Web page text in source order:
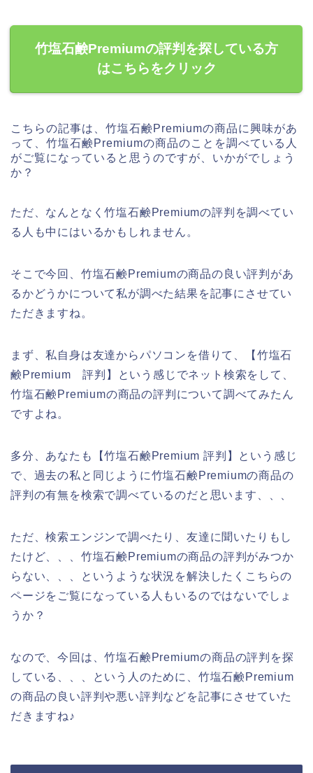
竹塩石鹸Premiumの評判を探している方
はこちらをクリック
こちらの記事は、竹塩石鹸Premiumの商品に興味があ
って、竹塩石鹸Premiumの商品のことを調べている人
がご覧になっていると思うのですが、いかがでしょう
か？
ただ、なんとなく竹塩石鹸Premiumの評判を調べてい
る人も中にはいるかもしれません。
そこで今回、竹塩石鹸Premiumの商品の良い評判があ
るかどうかについて私が調べた結果を記事にさせてい
ただきますね。
まず、私自身は友達からパソコンを借りて、【竹塩石
鹸Premium 評判】という感じでネット検索をして、
竹塩石鹸Premiumの商品の評判について調べてみたん
ですよね。
多分、あなたも【竹塩石鹸Premium 評判】という感じ
で、過去の私と同じように竹塩石鹸Premiumの商品の
評判の有無を検索で調べているのだと思います、、、
ただ、検索エンジンで調べたり、友達に聞いたりもし
たけど、、、竹塩石鹸Premiumの商品の評判がみつか
らない、、、というような状況を解決したくこちらの
ページをご覧になっている人もいるのではないでしょ
うか？
なので、今回は、竹塩石鹸Premiumの商品の評判を探
している、、、という人のために、竹塩石鹸Premium
の商品の良い評判や悪い評判などを記事にさせていた
だきますね♪